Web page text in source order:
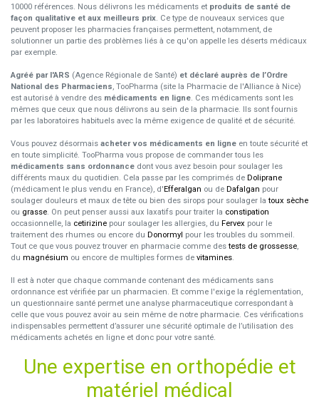
10000 références. Nous délivrons les médicaments et produits de santé de
façon qualitative et aux meilleurs prix. Ce type de nouveaux services que
peuvent proposer les pharmacies françaises permettent, notamment, de
solutionner un partie des problèmes liés à ce qu'on appelle les déserts médicaux
par exemple.
Agréé par l'ARS (Agence Régionale de Santé) et déclaré auprès de l’Ordre
National des Pharmaciens, TooPharma (site la Pharmacie de l'Alliance à Nice)
est autorisé à vendre des médicaments en ligne. Ces médicaments sont les
mêmes que ceux que nous délivrons au sein de la pharmacie. Ils sont fournis
par les laboratoires habituels avec la même exigence de qualité et de sécurité.
Vous pouvez désormais acheter vos médicaments en ligne en toute sécurité et
en toute simplicité. TooPharma vous propose de commander tous les
médicaments sans ordonnance dont vous avez besoin pour soulager les
différents maux du quotidien. Cela passe par les comprimés de Doliprane
(médicament le plus vendu en France), d'Efferalgan ou de Dafalgan pour
soulager douleurs et maux de tête ou bien des sirops pour soulager latoux sèche
ou grasse. On peut penser aussi aux laxatifs pour traiter la constipation
occasionnelle, la cetirizine pour soulager les allergies, du Fervex pour le
traitement des rhumes ou encore du Donormyl pour les troubles du sommeil.
Tout ce que vous pouvez trouver en pharmacie comme destests de grossesse,
du magnésium ou encore de multiples formes de vitamines.
Il est à noter que chaque commande contenant des médicaments sans
ordonnance est vérifiée par un pharmacien. Et comme l'exige la réglementation,
un questionnaire santé permet une analyse pharmaceutique correspondant à
celle que vous pouvez avoir au sein même de notre pharmacie. Ces vérifications
indispensables permettent d’assurer une sécurité optimale de l’utilisation des
médicaments achetés en ligne et donc pour votre santé.
Une expertise en orthopédie et
matériel médical